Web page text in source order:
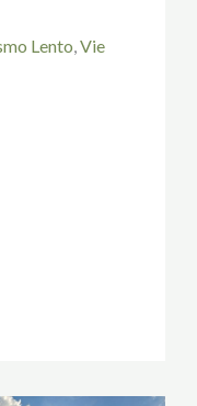
Lento Vie